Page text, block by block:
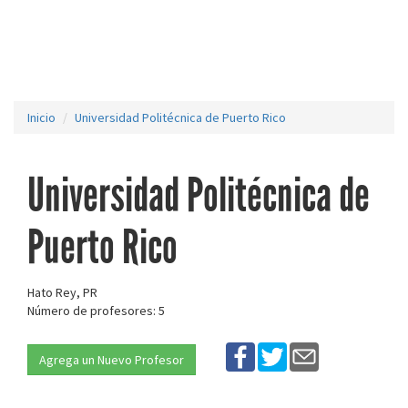
Inicio Universidad Politécnica de Puerto Rico
Universidad Politécnica de
Puerto Rico
Hato Rey, PR
Número de profesores: 5
Agrega un Nuevo Profesor